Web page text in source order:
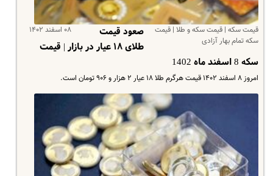
قیمت سکه | قیمت سکه و طلا | قیمت
سکه تمام بهار آزادی
۰۸ اسفند ۱۴۰۲
صعود قیمت
طلای ۱۸ عیار در بازار | قیمت
سکه 8 اسفند ماه 1402
امروز ۸ اسفند ۱۴۰۲ قیمت هرگرم طلا ۱۸ عیار ۲ هزار و ۹۰۶ تومان است.